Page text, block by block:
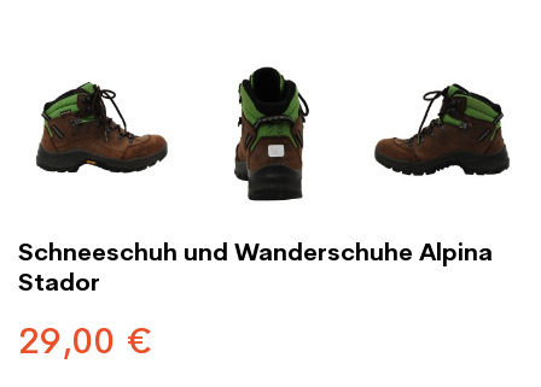
Schneeschuh und Wanderschuhe Alpina
Stador
29,00 €